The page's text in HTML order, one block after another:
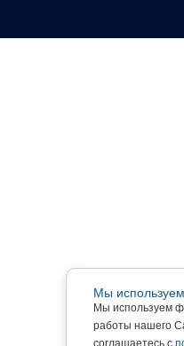
Мы
Мы используем
работы нашего
соглашаетесь с